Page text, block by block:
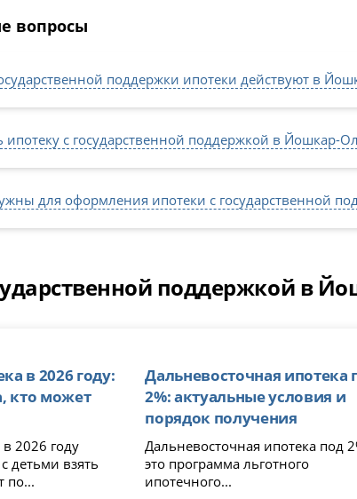
вопросы
поддержки ипотеки действуют в
ипотеку с государственной поддержкой в Йошкар-
для оформления ипотеки с государственной
поддержкой в
в 2026 году:
кто может
2026 году
детьми взять
по...
Дальневосточная ипотека
2%: актуальные условия и
порядок получения
Дальневосточная ипотека под
это программа льготного
ипотечного...